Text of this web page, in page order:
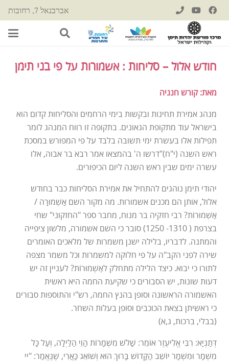
אברבנאל 7, רחובות
חודש אלול – סליחות : אשמורות על פי בני תימן
מאת: קורש חנניה
מנהג אמירת תחינות ובקשות בימי הרחמים והסליחות קדום הוא
בישראל עוד מתקופת הגאונים. בתקופה זו רווח המנהג לומר
תפילות אלו בעשרת ימי תשובה בלבד על פי המפורש במסכת
ראש השנה (י"ח)"דרשו ה' בהמצאו אמר רבא בר אבוה, אלו
עשרה ימים שבין ראש השנה ליום הכיפורים.
יהודי תימן נוהגים להתחיל את אמירת הסליחות כבר בחודש
אלול, אותן הם מכנים אשמורות. מה מקור השם אַשְׁמוּרָה /
אַשְׁמוּרוֹת? רבי חזקיה בר מנוח, מחבר ספר "החזקוני" שחי
בצרפת ( 1310- 1250) סובר כי השם אשמורה, מלשון ציפייה
והמתנה. לדבריו, בלילה ישנן משמרות של מלאכים האומרים
שירה לפני הקב"ה על פי חלוקה למשמרות וכל משמר מצפה
לתורו כי יבוא. כיצד הלילה מתחלק לאַשְׁמוּרוֹת? לעניין זה יש
דעות שונות, יש הסבורים כי שקיעת החמה היא ראשית
האשמורה הראשונה וסופן בהנץ החמה, רש"י והתוספות סבורים
כי ראשיתן בצאת הכוכבים וסופן בעלות השחר.
(בבלי, ברכות, ג,א)
דְּתַנְיָא: רִבִּי אֱלִיעֶזֶר אוֹמֵר: שָׁלֹשׁ מִשְׁמָרוֹת הָוֵי הַלַּיְלָה, וְעַל כָּל
מִשְׁמָר וּמִשְׁמָר יוֹשֵׁב הַקָּדוֹשׁ בָּרוּךְ הוּא וְשׁוֹאֵג כָּאֲרִי, שֶׁנֶּאֱמַר: "יי